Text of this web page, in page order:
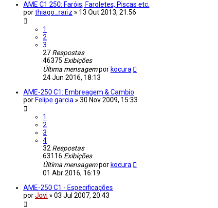
AME C1 250: Faróis, Faroletes, Piscas etc.
porthiago_rariz » 13 Out 2013, 21:56
1
2
3
27 Respostas
46375 Exibições
Última mensagempor kocura
24 Jun 2016, 18:13
AME-250 C1: Embreagem & Cambio
por Felipe garcia » 30 Nov 2009, 15:33
1
2
3
4
32 Respostas
63116 Exibições
Última mensagempor kocura
01 Abr 2016, 16:19
AME-250 C1 - Especificações
porJovi » 03 Jul 2007, 20:43